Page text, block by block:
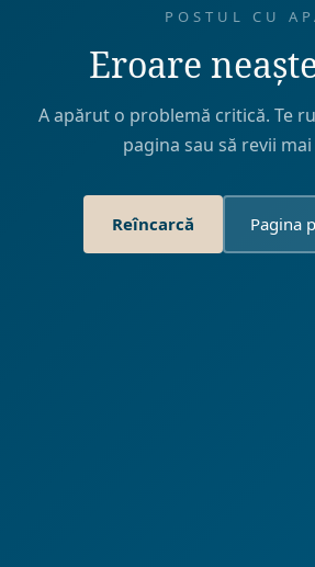
POSTUL CU
Eroare
A apărut o problemă critică. Te
pagina sau să revii
Reîncarcă Pagina